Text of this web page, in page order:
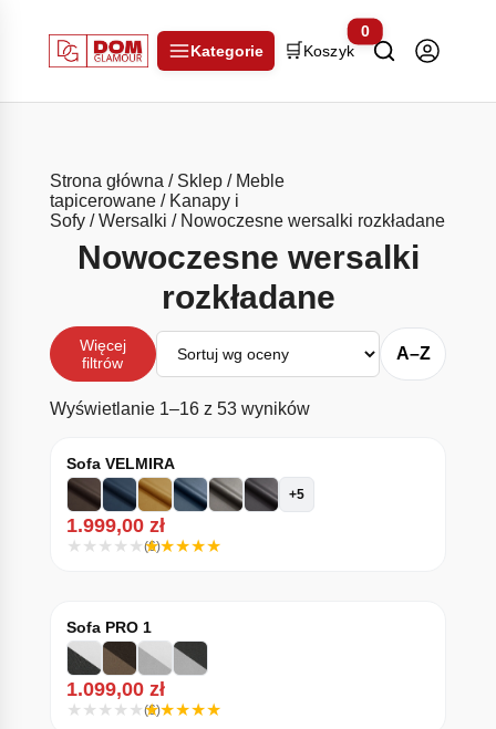
Kategorie 🛒 Koszyk
0
Strona główna / Sklep/ Meble
tapicerowane/ Kanapy i
Sofy/Wersalki / Nowoczesne wersalki rozkładane
Nowoczesne wersalki
rozkładane
Więcej
filtrów
Sortuj
A–Z
Wyświetlanie 1–16 z 53 wynikówPosortowane według
Sofa VELMIRA
+5
1.999,00 zł
(6)
Sofa PRO 1
1.099,00 zł
(6)